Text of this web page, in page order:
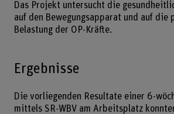
Das Projekt untersucht die
auf den Bewegungsapparat und auf die
Belastung der OP-Kräfte.
Ergebnisse
Die vorliegenden Resultate einer 6-
mittels SR-WBV am Arbeitsplatz